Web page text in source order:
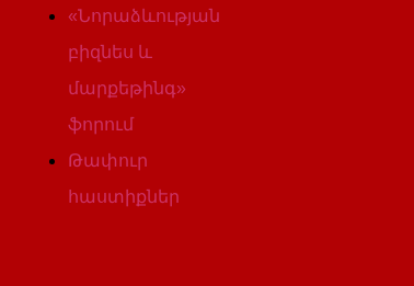
«Նորաձևության
բիզնես և
մարքեթինգ»
ֆորում
Թափուր
հաստիքներ